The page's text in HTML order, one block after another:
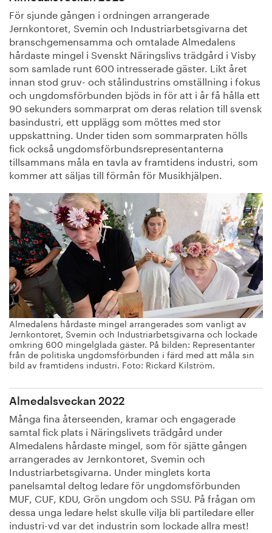
För sjunde gången i ordningen arrangerade
Jernkontoret, Svemin och Industriarbetsgivarna det
branschgemensamma och omtalade Almedalens
hårdaste mingel i Svenskt Näringslivs trädgård i Visby
som samlade runt 600 intresserade gäster. Likt året
innan stod gruv- och stålindustrins omställning i fokus
och ungdomsförbunden bjöds in för att i år få hålla ett
90 sekunders sommarprat om deras relation till svensk
basindustri, ett upplägg som möttes med stor
uppskattning. Under tiden som sommarpraten hölls
fick också ungdomsförbundsrepresentanterna
tillsammans måla en tavla av framtidens industri, som
kommer att säljas till förmån för Musikhjälpen.
Almedalens hårdaste mingel arrangerades som vanligt av
Jernkontoret, Svemin och Industriarbetsgivarna och lockade
omkring 600 mingelglada gäster. På bilden: Representanter
från de politiska ungdomsförbunden i färd med att måla sin
bild av framtidens industri. Foto: Rickard Kilström.
Almedalsveckan 2022
Många fina återseenden, kramar och engagerade
samtal fick plats i Näringslivets trädgård under
Almedalens hårdaste mingel, som för sjätte gången
arrangerades av Jernkontoret, Svemin och
Industriarbetsgivarna. Under minglets korta
panelsamtal deltog ledare för ungdomsförbunden
MUF, CUF, KDU, Grön ungdom och SSU. På frågan om
dessa unga ledare helst skulle vilja bli partiledare eller
industri-vd var det industrin som lockade allra mest!